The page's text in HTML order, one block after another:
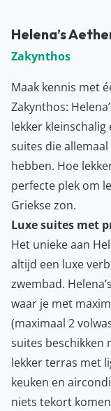
Helena’s
Zakynthos
Maak kennis met
Zakynthos:
lekker
suites die
hebben. Hoe
perfecte plek om
Griekse zon.
Luxe suites met
Het unieke aan
altijd een luxe
zwembad.
waar je met
(maximaal 2
suites beschikken
lekker terras met
keuken en
niets tekort